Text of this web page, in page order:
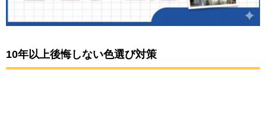
10年以上後悔しない色選び対策